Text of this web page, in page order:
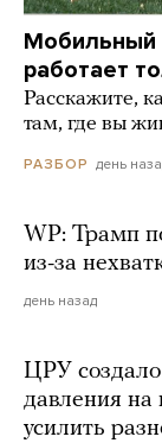
Мобильный
работает
Расскажите,
там, где вы
РАЗБОР день
WP: Трамп
из-за
день назад
ЦРУ
давления на
усилить